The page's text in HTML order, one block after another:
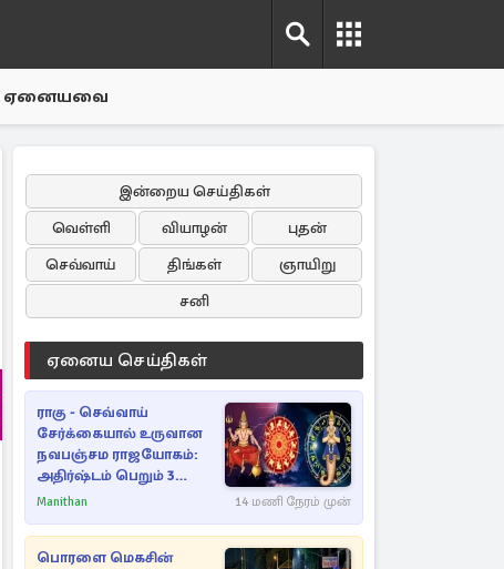
ஏனையவை
இன்றைய செய்திகள்
வெள்ளி
வியாழன்
புதன்
செவ்வாய்
திங்கள்
ஞாயிறு
சனி
ஏனைய செய்திகள்
ராகு - செவ்வாய்
சேர்க்கையால் உருவான
நவபஞ்சம ராஜயோகம்:
அதிர்ஷ்டம் பெறும் 3
ராசிகள்!
Manithan 14 மணி நேரம் முன்
பொரளை மெகசின்